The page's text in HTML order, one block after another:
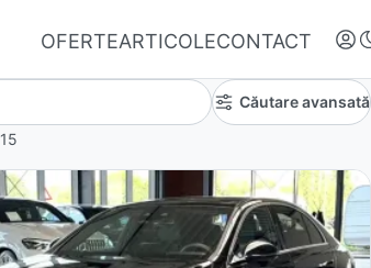
OFERTEARTICOLECONTACT
Căutare avansată
15